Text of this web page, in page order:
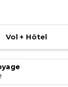
Vol + Hôtel